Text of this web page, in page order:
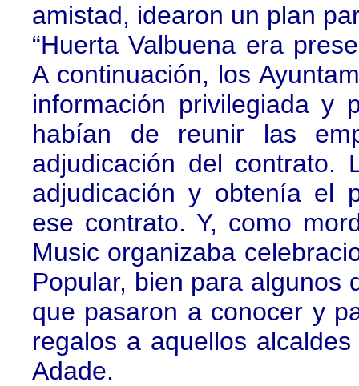
amistad, idearon un plan
“Huerta Valbuena era
A continuación, los
información privilegiada y
habían de reunir las
adjudicación del contrato.
adjudicación y obtenía el
ese contrato. Y, como
Music organizaba
Popular, bien para algunos
que pasaron a conocer y
regalos a aquellos
Adade.